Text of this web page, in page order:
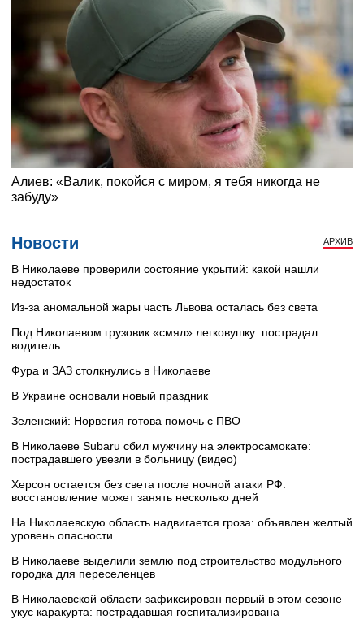
Новости АРХИВ
В Николаеве проверили состояние укрытий: какой нашли
недостаток
Из-за аномальной жары часть Львова осталась без света
Под Николаевом грузовик «смял» легковушку: пострадал
водитель
Фура и ЗАЗ столкнулись в Николаеве
В Украине основали новый праздник
Зеленский: Норвегия готова помочь с ПВО
В Николаеве Subaru сбил мужчину на электросамокате:
пострадавшего увезли в больницу (видео)
Херсон остается без света после ночной атаки РФ:
восстановление может занять несколько дней
На Николаевскую область надвигается гроза: объявлен желтый
уровень опасности
В Николаеве выделили землю под строительство модульного
городка для переселенцев
В Николаевской области зафиксирован первый в этом сезоне
укус каракурта: пострадавшая госпитализирована